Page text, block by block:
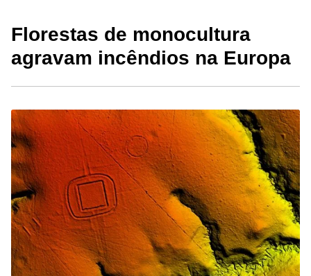
Florestas de monocultura
agravam incêndios na Europa